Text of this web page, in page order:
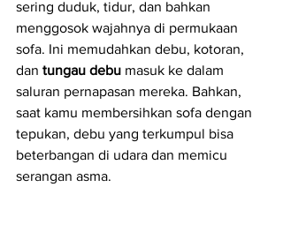
sering duduk, tidur, dan bahkan
menggosok wajahnya di permukaan
sofa. Ini memudahkan debu, kotoran,
dan tungau debu masuk ke dalam
saluran pernapasan mereka. Bahkan,
saat kamu membersihkan sofa dengan
tepukan, debu yang terkumpul bisa
beterbangan di udara dan memicu
serangan asma.